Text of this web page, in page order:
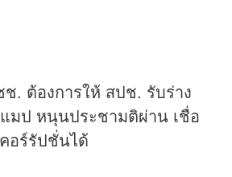
. ต้องการให้ สปช. รับร่าง
มป หนุนประชามติผ่าน เชื่อ
อร์รัปชั่นได้